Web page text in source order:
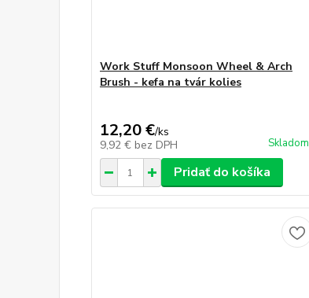
Work Stuff Monsoon Wheel & Arch
Brush - kefa na tvár kolies
12,20 €/ks
9,92 € bez DPH Skladom
Pridať do košíka